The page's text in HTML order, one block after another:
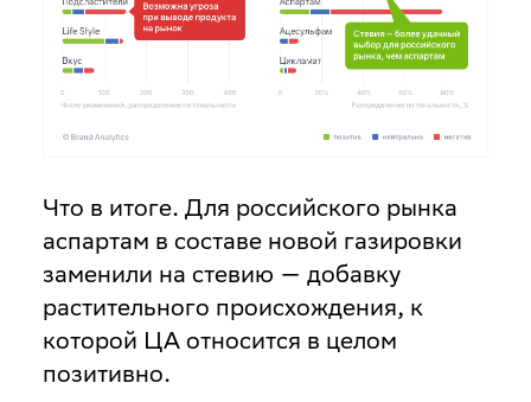
Что в итоге. Для российского рынка
аспартам в составе новой газировки
заменили на стевию — добавку
растительного происхождения, к
которой ЦА относится в целом
позитивно.